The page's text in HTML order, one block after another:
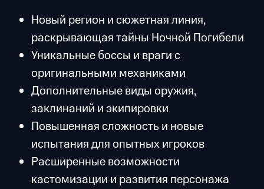
Новый регион и сюжетная линия,
раскрывающая тайны Ночной Погибели
Уникальные боссы и враги с
оригинальными механиками
Дополнительные виды оружия,
заклинаний и экипировки
Повышенная сложность и новые
испытания для опытных игроков
Расширенные возможности
кастомизации и развития персонажа